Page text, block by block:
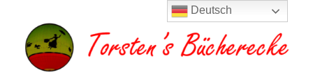
springen
Deutsch